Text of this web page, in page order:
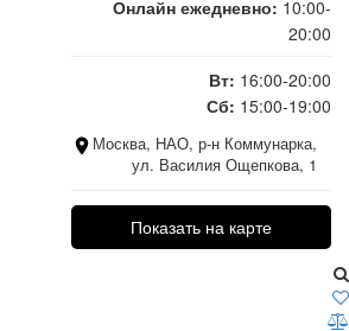
Онлайн ежедневно: 10:00-
20:00
Вт: 16:00-20:00
Сб: 15:00-19:00
Москва, НАО, р-н Коммунарка,
ул. Василия Ощепкова, 1
Показать на карте